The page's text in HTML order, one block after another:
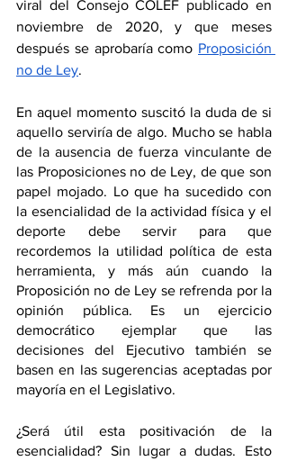
viral del Consejo COLEF publicado en
noviembre de 2020, y que meses
después se aprobaría como Proposición
no de Ley.
En aquel momento suscitó la duda de si
aquello serviría de algo. Mucho se habla
de la ausencia de fuerza vinculante de
las Proposiciones no de Ley, de que son
papel mojado. Lo que ha sucedido con
la esencialidad de la actividad física y el
deporte debe servir para que
recordemos la utilidad política de esta
herramienta, y más aún cuando la
Proposición no de Ley se refrenda por la
opinión pública. Es un ejercicio
democrático ejemplar que las
decisiones del Ejecutivo también se
basen en las sugerencias aceptadas por
mayoría en el Legislativo.
¿Será útil esta positivación de la
esencialidad? Sin lugar a dudas. Esto